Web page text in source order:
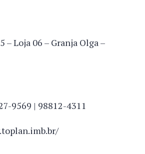
– Loja 06 – Granja Olga –
9569 | 98812-4311